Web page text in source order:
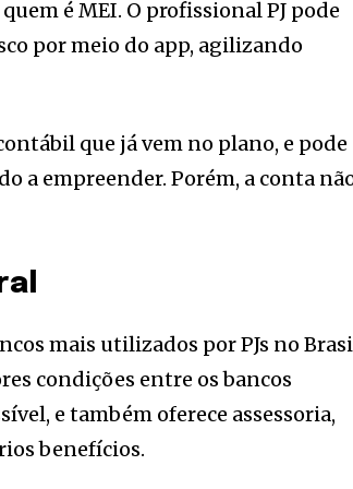
é MEI. O profissional PJ pode
por meio do app, agilizando
que já vem no plano, e pode
a empreender. Porém, a conta
mais utilizados por PJs no
condições entre os bancos
e também oferece assessoria,
benefícios.